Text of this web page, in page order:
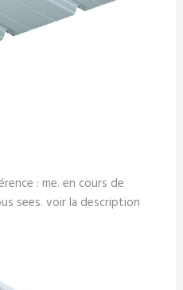
: me. en cours de
sees. voir la description